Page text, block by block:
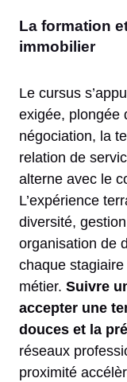
La formation
immobilier
Le cursus
exigée, plongée
négociation, la
relation de
alterne avec le
L’expérience
diversité,
organisation de
chaque stagiaire
métier. Suivre
accepter une
douces et la
réseaux
proximité